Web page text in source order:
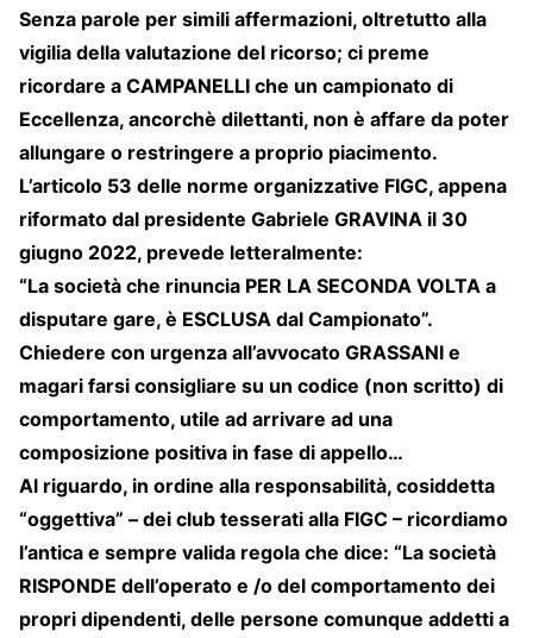
Senza parole per simili affermazioni, oltretutto alla
vigilia della valutazione del ricorso; ci preme
ricordare a CAMPANELLI che un campionato di
Eccellenza, ancorchè dilettanti, non è affare da poter
allungare o restringere a proprio piacimento.
L’articolo 53 delle norme organizzative FIGC, appena
riformato dal presidente Gabriele GRAVINA il 30
giugno 2022, prevede letteralmente:
“La società che rinuncia PER LA SECONDA VOLTA a
disputare gare, è ESCLUSA dal Campionato”.
Chiedere con urgenza all’avvocato GRASSANI e
magari farsi consigliare su un codice (non scritto) di
comportamento, utile ad arrivare ad una
composizione positiva in fase di appello…
Al riguardo, in ordine alla responsabilità, cosiddetta
“oggettiva” – dei club tesserati alla FIGC – ricordiamo
l’antica e sempre valida regola che dice: “La società
RISPONDE dell’operato e /o del comportamento dei
propri dipendenti, delle persone comunque addetti a